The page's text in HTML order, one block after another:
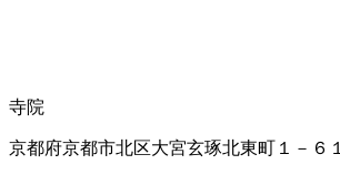
寺院
京都府京都市北区大宮玄琢北東町１－６１